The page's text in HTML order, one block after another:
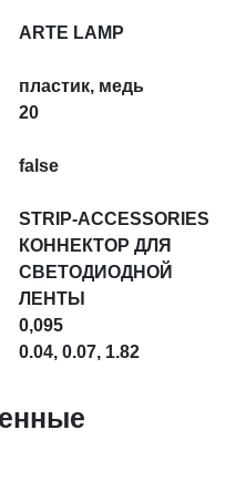
ARTE LAMP
пластик, медь
20
false
STRIP-ACCESSORIES
КОННЕКТОР ДЛЯ
СВЕТОДИОДНОЙ
ЛЕНТЫ
0,095
0.04, 0.07, 1.82